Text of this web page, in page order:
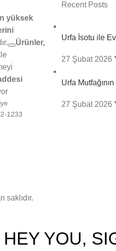
yüksek
Ürünler,
1233
Recent Posts
Urfa İsotu ile
27 Şubat 2026
Urfa
27 Şubat 2026
saklıdır.
HEY YOU,